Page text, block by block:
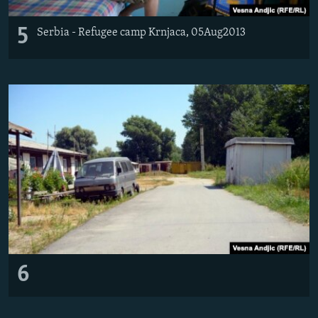
5 Serbia - Refugee camp Krnjaca, 05Aug2013
6